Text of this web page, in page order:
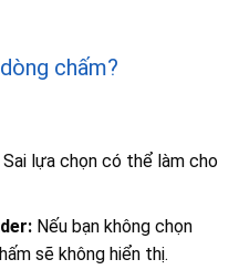
chấm?
lựa chọn có thể làm cho
Nếu bạn không chọn
sẽ không hiển thị.